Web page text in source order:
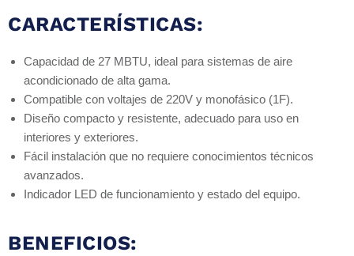
CARACTERÍSTICAS:
Capacidad de 27 MBTU, ideal para sistemas de aire
acondicionado de alta gama.
Compatible con voltajes de 220V y monofásico (1F).
Diseño compacto y resistente, adecuado para uso en
interiores y exteriores.
Fácil instalación que no requiere conocimientos técnicos
avanzados.
Indicador LED de funcionamiento y estado del equipo.
BENEFICIOS: